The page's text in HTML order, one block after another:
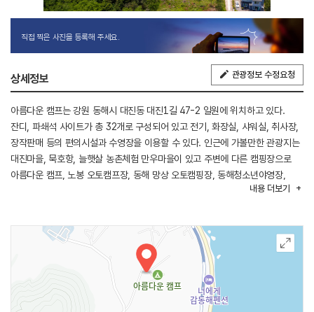
직접 찍은 사진을 등록해 주세요.
상세정보 관광정보 수정요청
아름다운 캠프는 강원 동해시 대진동 대진1길 47-2 일원에 위치하고 있다.
잔디, 파쇄석 사이트가 총 32개로 구성되어 있고 전기, 화장실, 샤워실, 취사장,
장작판매 등의 편의시설과 수영장을 이용할 수 있다. 인근에 가볼만한 관광지는
대진마을, 묵호항, 늘햇살 농촌체험 만우마을이 있고 주변에 다른 캠핑장으로
아름다운 캠프, 노봉 오토캠프장, 동해 망상 오토캠핑장, 동해청소년야영장,
내용 더보기